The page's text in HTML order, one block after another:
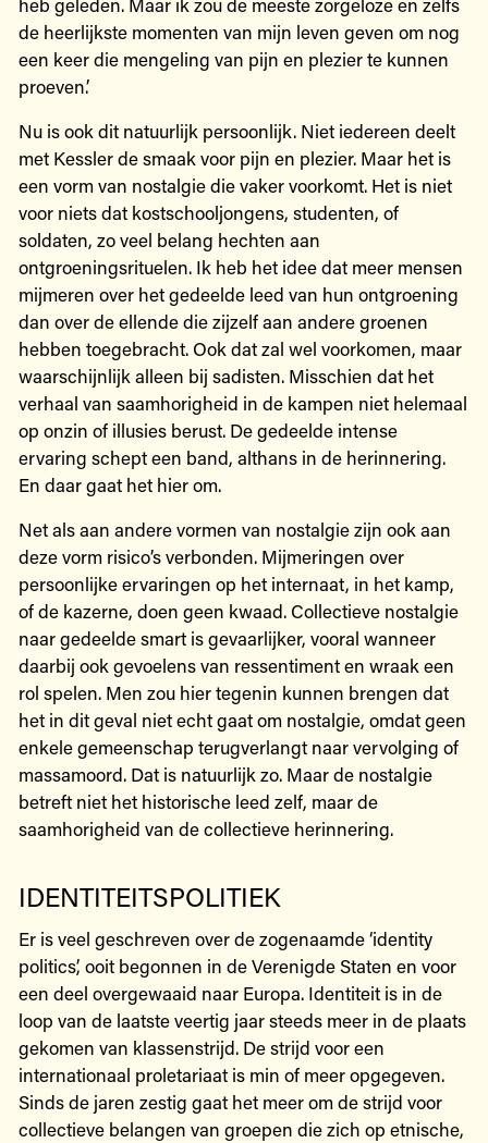
heb geleden. Maar ik zou de meeste zorgeloze en zelfs
de heerlijkste momenten van mijn leven geven om nog
een keer die mengeling van pijn en plezier te kunnen
proeven.’
Nu is ook dit natuurlijk persoonlijk. Niet iedereen deelt
met Kessler de smaak voor pijn en plezier. Maar het is
een vorm van nostalgie die vaker voorkomt. Het is niet
voor niets dat kostschooljongens, studenten, of
soldaten, zo veel belang hechten aan
ontgroeningsrituelen. Ik heb het idee dat meer mensen
mijmeren over het gedeelde leed van hun ontgroening
dan over de ellende die zijzelf aan andere groenen
hebben toegebracht. Ook dat zal wel voorkomen, maar
waarschijnlijk alleen bij sadisten. Misschien dat het
verhaal van saamhorigheid in de kampen niet helemaal
op onzin of illusies berust. De gedeelde intense
ervaring schept een band, althans in de herinnering.
En daar gaat het hier om.
Net als aan andere vormen van nostalgie zijn ook aan
deze vorm risico’s verbonden. Mijmeringen over
persoonlijke ervaringen op het internaat, in het kamp,
of de kazerne, doen geen kwaad. Collectieve nostalgie
naar gedeelde smart is gevaarlijker, vooral wanneer
daarbij ook gevoelens van ressentiment en wraak een
rol spelen. Men zou hier tegenin kunnen brengen dat
het in dit geval niet echt gaat om nostalgie, omdat geen
enkele gemeenschap terugverlangt naar vervolging of
massamoord. Dat is natuurlijk zo. Maar de nostalgie
betreft niet het historische leed zelf, maar de
saamhorigheid van de collectieve herinnering.
IDENTITEITSPOLITIEK
Er is veel geschreven over de zogenaamde ‘identity
politics’, ooit begonnen in de Verenigde Staten en voor
een deel overgewaaid naar Europa. Identiteit is in de
loop van de laatste veertig jaar steeds meer in de plaats
gekomen van klassenstrijd. De strijd voor een
internationaal proletariaat is min of meer opgegeven.
Sinds de jaren zestig gaat het meer om de strijd voor
collectieve belangen van groepen die zich op etnische,